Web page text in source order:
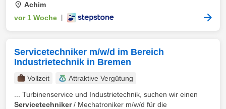
Achim
vor 1 Woche
Servicetechniker m/w/d im Bereich
Industrietechnik in Bremen
Vollzeit
Attraktive Vergütung
... Turbinenservice und Industrietechnik, suchen wir einen
Servicetechniker/ Mechatroniker m/w/d für die